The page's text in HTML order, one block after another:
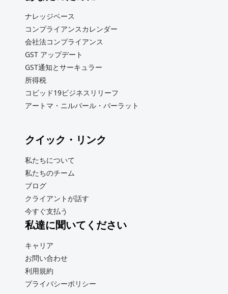
ナレッジベース
コンプライアンスカレンダー
会社法コンプライアンス
GST アップデート
GST通知とサーキュラー
所得税
コビッド19ビジネスリリーフ
アートマ・ニルバール・バーラット
クイック・リンク
私たちについて
私たちのチーム
ブログ
クライアントが話す
今すぐ支払う
私達に聞いてください
キャリア
お問い合わせ
利用規約
プライバシーポリシー